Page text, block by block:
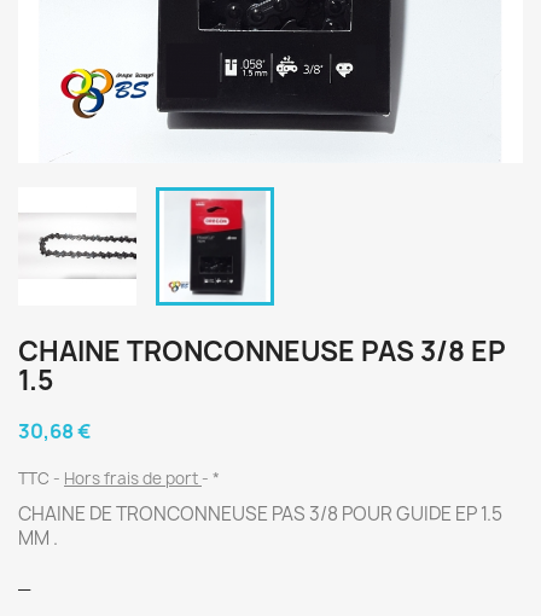
CHAINE TRONCONNEUSE PAS 3/8 EP
1.5
30,68 €
TTC Hors frais de port *
CHAINE DE TRONCONNEUSE PAS 3/8 POUR GUIDE EP 1.5
MM .